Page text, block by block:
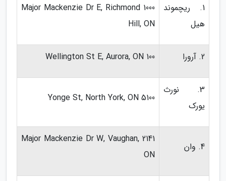
1. ریچموند
هیل
1000 Major Mackenzie Dr E, Richmond
Hill, ON
2. آرورا 100 Wellington St E, Aurora, ON
3. نورث
یورک
5100 Yonge St, North York, ON
4. وان
2141 Major Mackenzie Dr W, Vaughan,
ON